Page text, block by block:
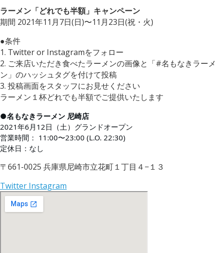
ラーメン「どれでも半額」キャンペーン
期間 2021年11月7日(日)〜11月23日(祝・火)
●条件
1. Twitter or Instagramをフォロー
2. ご来店いただき食べたラーメンの画像と「#名もなきラーメ
ン」のハッシュタグを付けて投稿
3. 投稿画面をスタッフにお見せください
ラーメン１杯どれでも半額でご提供いたします
●名もなきラーメン 尼崎店
2021年6月12日（土）グランドオープン
営業時間： 11:00〜23:00 (L.O. 22:30)
定休日：なし
〒661-0025 兵庫県尼崎市立花町１丁目４−１３
Twitter Instagram